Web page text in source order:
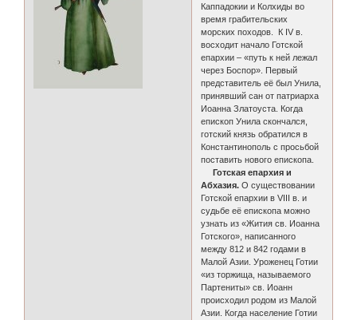
Каппадокии и Колхиды во
время грабительских
морских походов. К IV в.
восходит начало Готской
епархии – «путь к ней лежал
через Боспор». Первый
представитель её был Унила,
принявший сан от патриарха
Иоанна Златоуста. Когда
епископ Унила скончался,
готский князь обратился в
Константинополь с просьбой
поставить нового епископа.
Готская епархия и
Абхазия. О существовании
Готской епархии в VIII в. и
судьбе её епископа можно
узнать из «Жития св. Иоанна
Готского», написанного
между 812 и 842 годами в
Малой Азии. Уроженец Готии
«из торжища, называемого
Партениты» св. Иоанн
происходил родом из Малой
Азии. Когда население Готии